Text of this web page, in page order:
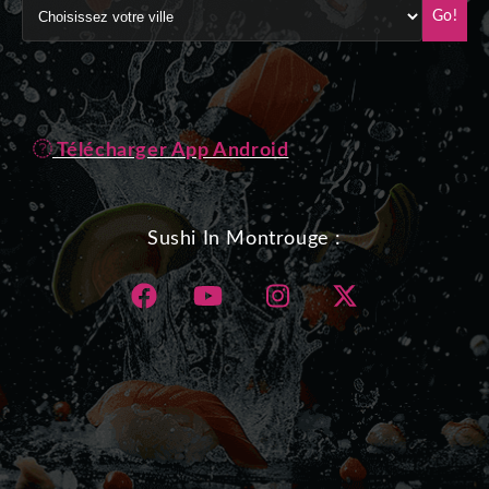
Go!
Télécharger App Android
Sushi In Montrouge :